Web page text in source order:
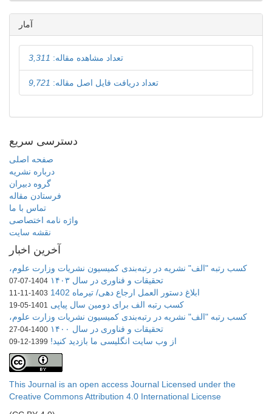
آمار
تعداد مشاهده مقاله: 3,311
تعداد دریافت فایل اصل مقاله: 9,721
دسترسی سریع
صفحه اصلی
درباره نشریه
گروه دبیران
فرستادن مقاله
تماس با ما
واژه نامه اختصاصی
نقشه سایت
آخرین اخبار
کسب رتبه "الف" نشریه در رتبه‌بندی کمیسیون نشریات وزارت علوم،
تحقیقات و فناوری در سال ۱۴۰۳
1404-07-07
ابلاغ دستور العمل ارجاع دهی/ تیرماه 1402 1403-11-11
کسب رتبه الف برای دومین سال پیاپی 1401-05-19
کسب رتبه "الف" نشریه در رتبه‌بندی کمیسیون نشریات وزارت علوم،
تحقیقات و فناوری در سال ۱۴۰۰
1400-04-27
از وب سایت انگلیسی ما بازدید کنید! 1399-12-09
This Journal is an open access Journal Licensed under the
Creative Commons Attribution 4.0 International License